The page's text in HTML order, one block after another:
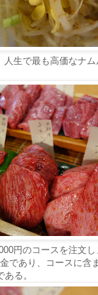
生で最も高価なナ
円のコースを注文
であり、コースに含
る。